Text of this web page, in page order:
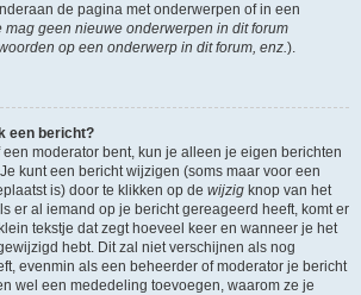
de pagina met onderwerpen of in een
mag geen nieuwe onderwerpen in dit forum
op een onderwerp in dit forum, enz.).
een bericht?
moderator bent, kun je alleen je eigen berichten
kunt een bericht wijzigen (soms maar voor een
is) door te klikken op de wijzig knop van het
er al iemand op je bericht gereageerd heeft, komt er
tekstje dat zegt hoeveel keer en wanneer je het
hebt. Dit zal niet verschijnen als nog
evenmin als een beheerder of moderator je bericht
wel een mededeling toevoegen, waarom ze je